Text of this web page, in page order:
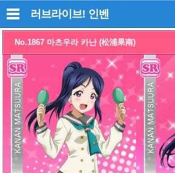
러브라이브! 인벤
No.1867 마츠우라 카난 (松浦果南)